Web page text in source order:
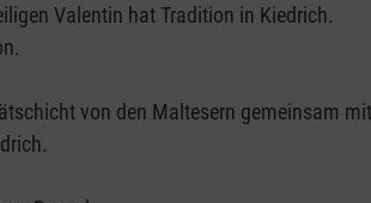
Valentin hat Tradition in Kiedrich.
von den Maltesern gemeinsam